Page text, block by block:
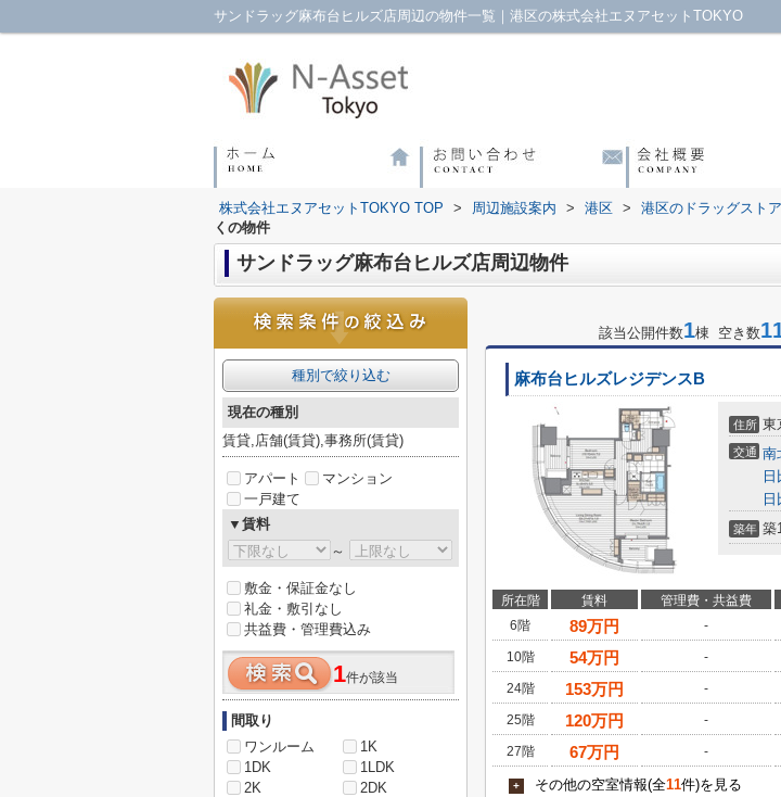
サンドラッグ麻布台ヒルズ店周辺の物件一覧｜港区の株式会社エヌアセットTOKYO
株式会社エヌアセットTOKYO TOP > 周辺施設案内 > 港区 > 港区のドラッグストア
くの物件
サンドラッグ麻布台ヒルズ店周辺物件
該当公開件数1棟 空き数
麻布台ヒルズレジデンスB
住所 東
交通 南
築年 築
所在階 賃料 管理費・共益費
6階
89万円 -
10階
54万円 -
24階
153万円 -
25階
120万円 -
27階
67万円 -
+ その他の空室情報(全11件)を見る
種別で絞り込む
現在の種別
賃貸,店舗(賃貸),事務所(賃貸)
アパート
マンション
一戸建て
▼賃料
～
敷金・保証金なし
礼金・敷引なし
共益費・管理費込み
1件が該当
間取り
ワンルーム
1K
1DK
1LDK
2K
2DK